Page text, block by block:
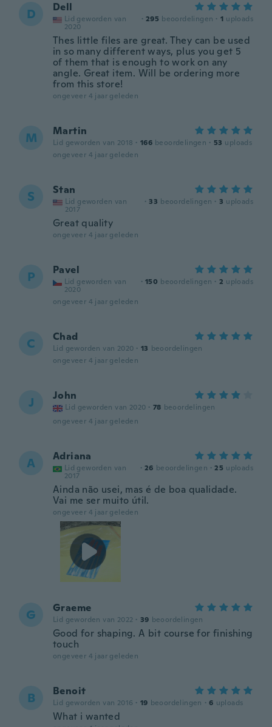
D Dell
Lid geworden van
2020
· 295 beoordelingen · 1 uploads
Thes little files are great. They can be used
in so many different ways, plus you get 5
of them that is enough to work on any
angle. Great item. Will be ordering more
from this store!
ongeveer 4 jaar geleden
M Martin
Lid geworden van 2018 · 166 beoordelingen · 53 uploads
ongeveer 4 jaar geleden
S Stan
Lid geworden van
2017
· 33 beoordelingen · 3 uploads
Great quality
ongeveer 4 jaar geleden
P Pavel
Lid geworden van
2020
· 150 beoordelingen · 2 uploads
ongeveer 4 jaar geleden
C Chad
Lid geworden van 2020 · 13 beoordelingen
ongeveer 4 jaar geleden
J John
Lid geworden van 2020 · 78 beoordelingen
ongeveer 4 jaar geleden
A Adriana
Lid geworden van
2017
· 26 beoordelingen · 25 uploads
Ainda não usei, mas é de boa qualidade.
Vai me ser muito útil.
ongeveer 4 jaar geleden
G Graeme
Lid geworden van 2022 · 39 beoordelingen
Good for shaping. A bit course for finishing
touch
ongeveer 4 jaar geleden
B Benoit
Lid geworden van 2016 · 19 beoordelingen · 6 uploads
What i wanted